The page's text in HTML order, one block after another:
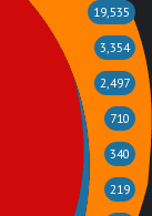
19,535
3,354
2,497
710
340
219